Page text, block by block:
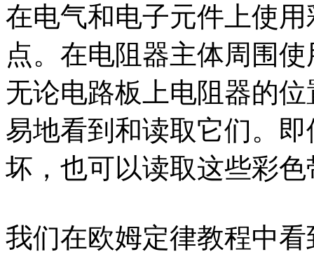
在电气和电子元件上使
点。在电阻器主体周围
无论电路板上电阻器的
易地看到和读取它们。
坏，也可以读取这些彩色
我们在欧姆定律教程中